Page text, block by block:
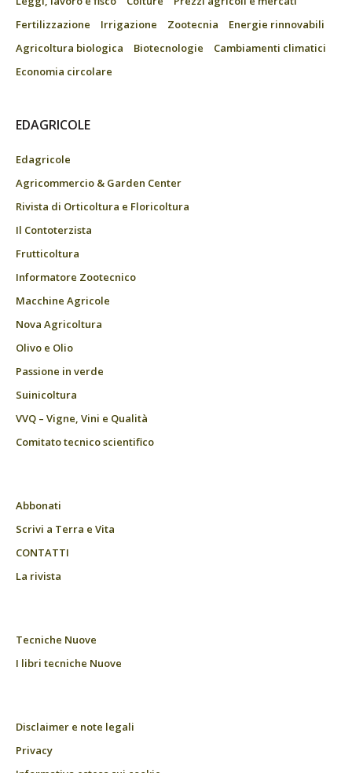
Fertilizzazione
Irrigazione Zootecnia
Energie rinnovabili
Agricoltura biologica
Biotecnologie
Cambiamenti climatici
Economia circolare
EDAGRICOLE
Edagricole
Agricommercio & Garden Center
Rivista di Orticoltura e Floricoltura
Il Contoterzista
Frutticoltura
Informatore Zootecnico
Macchine Agricole
Nova Agricoltura
Olivo e Olio
Passione in verde
Suinicoltura
VVQ – Vigne, Vini e Qualità
Comitato tecnico scientifico
Abbonati
Scrivi a Terra e Vita
CONTATTI
La rivista
Tecniche Nuove
I libri tecniche Nuove
Disclaimer e note legali
Privacy